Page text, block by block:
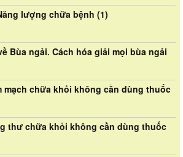
lượng chữa bệnh (1)
Bùa ngải. Cách hóa giải mọi bùa ngải
mạch chữa khỏi không cần dùng thuốc
thư chữa khỏi không cần dùng thuốc